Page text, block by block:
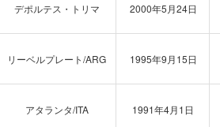
デポルテス・トリマ 2000年5月24日
リーベルプレート/ARG 1995年9月15日
アタランタ/ITA 1991年4月1日